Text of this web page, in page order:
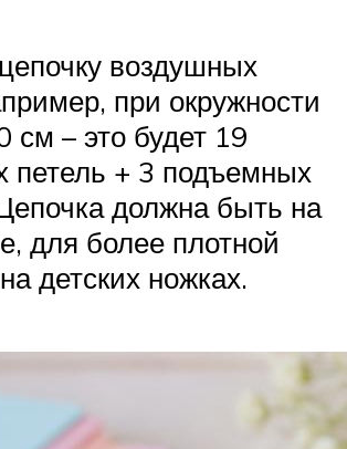
воздушных
при окружности
см – это будет 19
петель + 3 подъемных
должна быть на
для более плотной
детских ножках.